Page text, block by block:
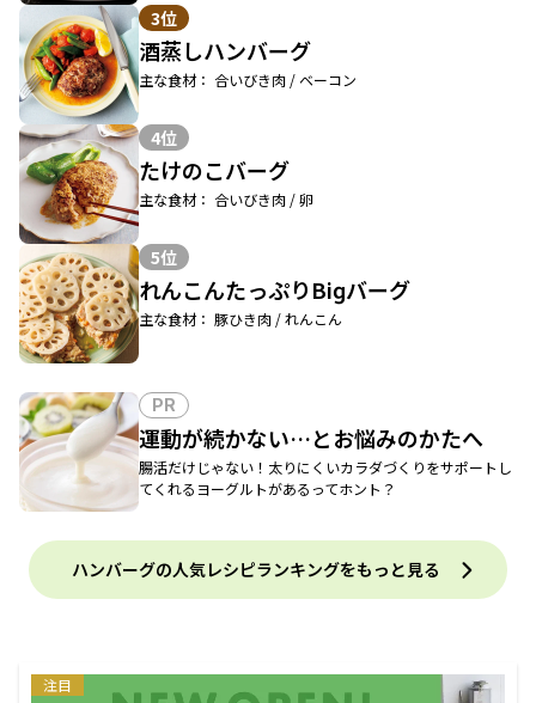
3位
酒蒸しハンバーグ
主な食材： 合いびき肉 / ベーコン
4位
たけのこバーグ
主な食材： 合いびき肉 / 卵
5位
れんこんたっぷりBiɡバーグ
主な食材： 豚ひき肉 / れんこん
PR
運動が続かない…とお悩みのかたへ
腸活だけじゃない！太りにくいカラダづくりをサポートし
てくれるヨーグルトがあるってホント？
ハンバーグの人気レシピランキングをもっと見る
注目